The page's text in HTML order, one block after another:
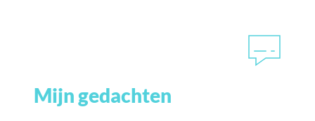
Mijn gedachten